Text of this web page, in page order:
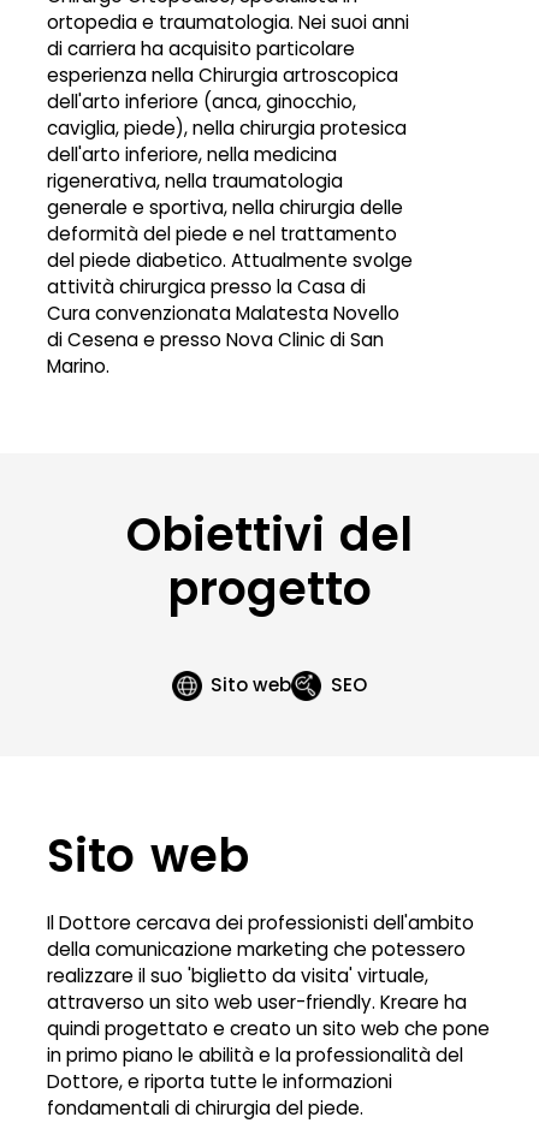
ortopedia e traumatologia. Nei suoi anni
di carriera ha acquisito particolare
esperienza nella Chirurgia artroscopica
dell'arto inferiore (anca, ginocchio,
caviglia, piede), nella chirurgia protesica
dell'arto inferiore, nella medicina
rigenerativa, nella traumatologia
generale e sportiva, nella chirurgia delle
deformità del piede e nel trattamento
del piede diabetico. Attualmente svolge
attività chirurgica presso la Casa di
Cura convenzionata Malatesta Novello
di Cesena e presso Nova Clinic di San
Marino.
Obiettivi del
progetto
Sito web SEO
Sito web
Il Dottore cercava dei professionisti dell'ambito
della comunicazione marketing che potessero
realizzare il suo 'biglietto da visita' virtuale,
attraverso un sito web user-friendly. Kreare ha
quindi progettato e creato un sito web che pone
in primo piano le abilità e la professionalità del
Dottore, e riporta tutte le informazioni
fondamentali di chirurgia del piede.